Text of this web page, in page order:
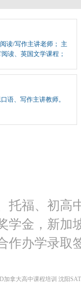
读/写作主讲老师； 主
读、英国文学课程；
语、写作主讲教师。
托福、初高
学金，新加
作办学录取
加拿大高中课程培训 沈阳